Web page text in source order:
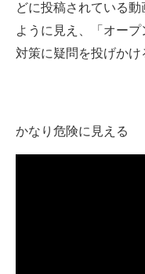
どに投稿されている
ように見え、「オー
対策に疑問を投げかけ
かなり危険に見える